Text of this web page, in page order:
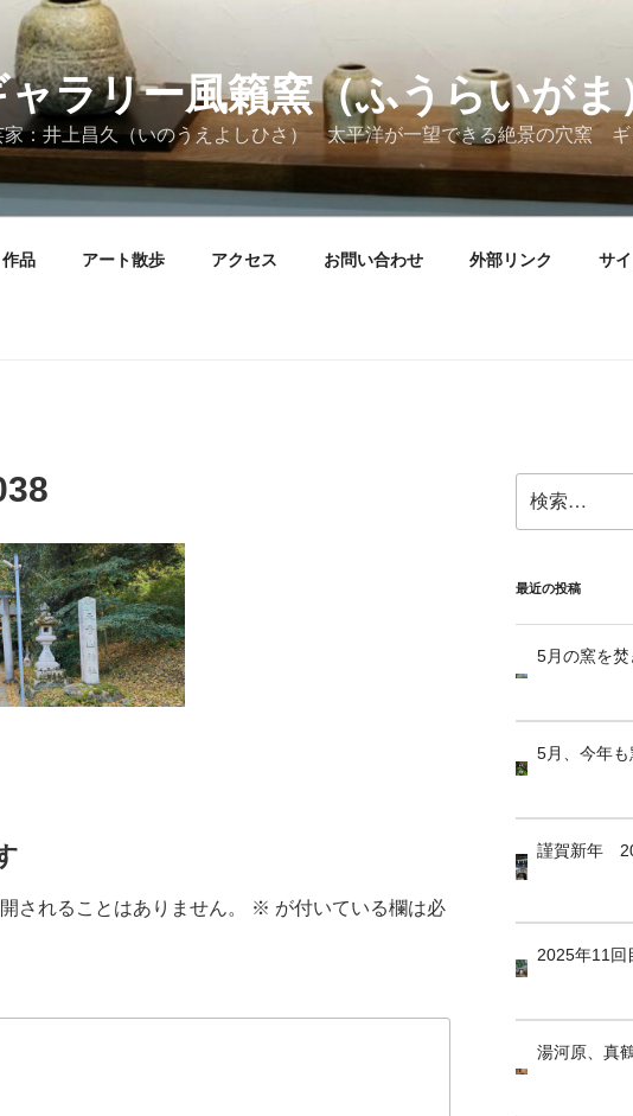
ラリー風籟窯（ふうらいがま
家：井上昌久（いのうえよしひさ） 太平洋が一望できる絶景の穴窯 ギ
作品 アート散歩 アクセス お問い合わせ 外部リンク サ
されることはありません。 ※ が付いている欄は必
索:
最近の投稿
5月の窯を
5月、今年
謹賀新年
2025年11回
湯河原、真